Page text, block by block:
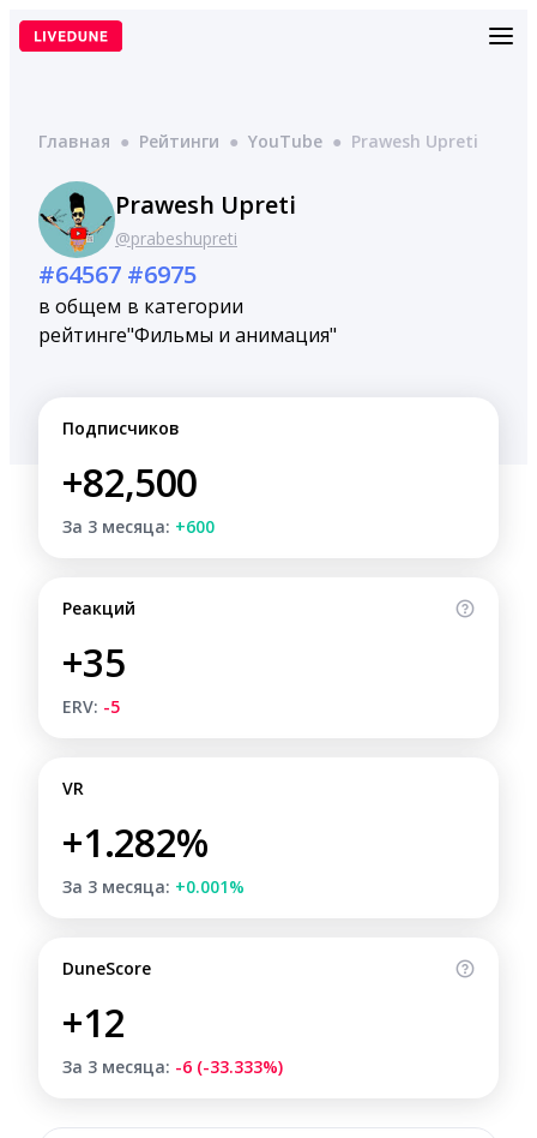
Перейти
Главная ● Рейтинги ● YouTube ● Prawesh Upreti
Prawesh Upreti
@prabeshupreti
#64567
в общем
рейтинге
#6975
в категории
"Фильмы и анимация"
Подписчиков
+82,500
За 3 месяца: +600
Реакций
+35
ERV: -5
VR
+1.282%
За 3 месяца: +0.001%
DuneScore
+12
За 3 месяца: -6 (-33.333%)